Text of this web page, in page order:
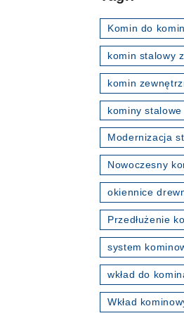
Komin do
komin stalowy
komin
kominy stalowe
Modernizacja
Nowoczesny
okiennice
Przedłużenie
system
wkład do
Wkład